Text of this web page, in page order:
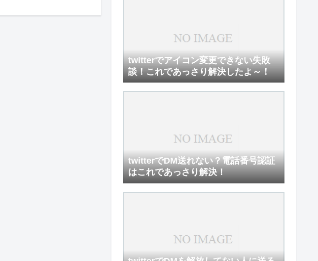
twitterでアイコン変更できない失敗
談！これであっさり解決したよ～！
twitterでDM送れない？電話番号認証
はこれであっさり解決！